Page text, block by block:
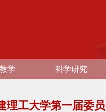
学 科学研究
理工大学第一届委